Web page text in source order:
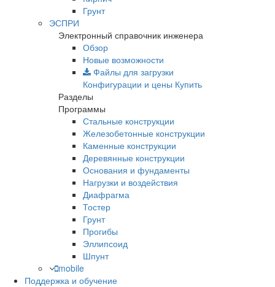
Грунт
ЭСПРИ
Электронный справочник инженера
Обзор
Новые возможности
Файлы для загрузки
Конфигурации и цены Купить
Разделы
Программы
Стальные конструкции
Железобетонные конструкции
Каменные конструкции
Деревянные конструкции
Основания и фундаменты
Нагрузки и воздействия
Диафрагма
Тостер
Грунт
Прогибы
Эллипсоид
Шпунт
mobile
Поддержка и обучение